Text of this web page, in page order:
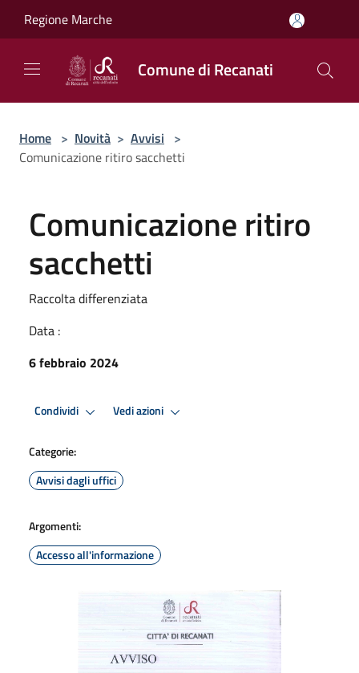
Regione Marche
Comune di Recanati
Home > Novità > Avvisi >
Comunicazione ritiro sacchetti
Comunicazione ritiro
sacchetti
Raccolta differenziata
Data :
6 febbraio 2024
Condividi Vedi azioni
Categorie:
Avvisi dagli uffici
Argomenti:
Accesso all'informazione